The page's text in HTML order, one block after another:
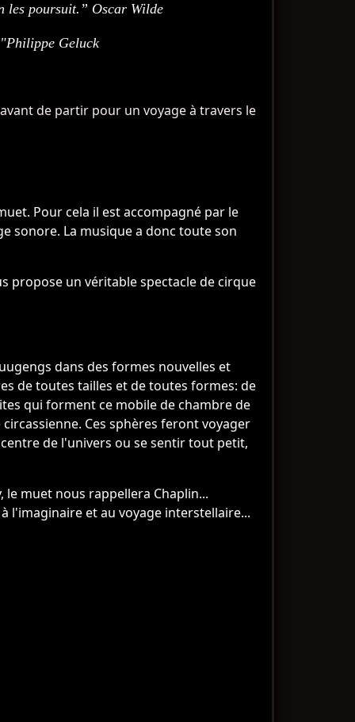
les poursuit.” Oscar Wilde
Philippe Geluck
de partir pour un voyage à travers le
Pour cela il est accompagné par le
sonore. La musique a donc toute son
propose un véritable spectacle de cirque
dans des formes nouvelles et
de toutes tailles et de toutes formes: de
qui forment ce mobile de chambre de
Ces sphères feront voyager
de l'univers ou se sentir tout petit,
muet nous rappellera Chaplin...
l'imaginaire et au voyage interstellaire...